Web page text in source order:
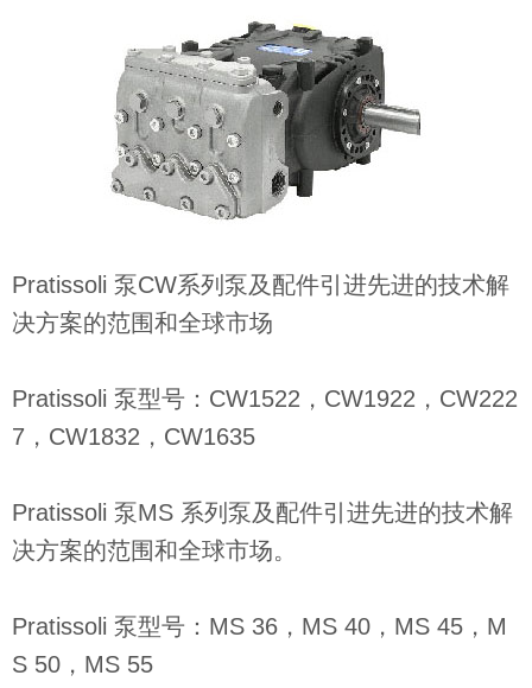
Pratissoli 泵CW系列泵及配件引进先进的技术解
决方案的范围和全球市场
Pratissoli 泵型号：CW1522，CW1922，CW222
7，CW1832，CW1635
Pratissoli 泵MS 系列泵及配件引进先进的技术解
决方案的范围和全球市场。
Pratissoli 泵型号：MS 36，MS 40，MS 45，M
S 50，MS 55